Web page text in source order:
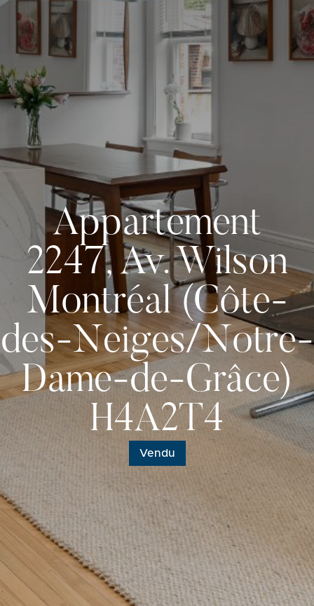
Appartement
2247, Av. Wilson
Montréal (Côte-
des-Neiges/Notre-
Dame-de-Grâce)
H4A2T4
Vendu